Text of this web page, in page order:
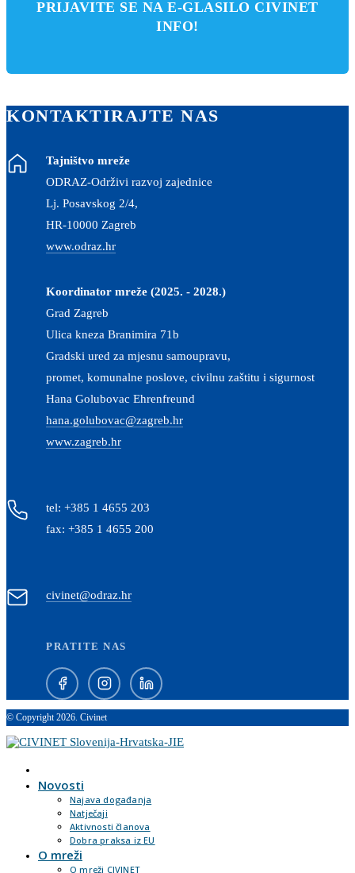
PRIJAVITE SE NA E-GLASILO CIVINET
INFO!
KONTAKTIRAJTE NAS
Tajništvo mreže
ODRAZ-Održivi razvoj zajednice
Lj. Posavskog 2/4,
HR-10000 Zagreb
www.odraz.hr
Koordinator mreže (2025. - 2028.)
Grad Zagreb
Ulica kneza Branimira 71b
Gradski ured za mjesnu samoupravu,
promet, komunalne poslove, civilnu zaštitu i sigurnost
Hana Golubovac Ehrenfreund
hana.golubovac@zagreb.hr
www.zagreb.hr
tel: +385 1 4655 203
fax: +385 1 4655 200
civinet@odraz.hr
PRATITE NAS
© Copyright 2026. Civinet
Novosti
Najava događanja
Natječaji
Aktivnosti članova
Dobra praksa iz EU
O mreži
O mreži CIVINET